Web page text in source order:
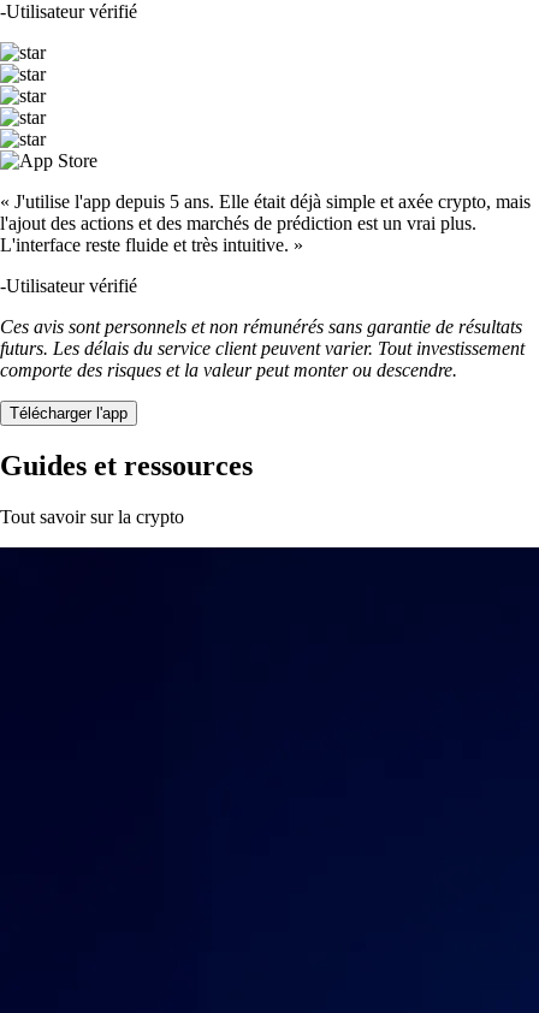
-Utilisateur vérifié
« J'utilise l'app depuis 5 ans. Elle était déjà simple et axée crypto, mais
l'ajout des actions et des marchés de prédiction est un vrai plus.
L'interface reste fluide et très intuitive. »
-Utilisateur vérifié
Ces avis sont personnels et non rémunérés sans garantie de résultats
futurs. Les délais du service client peuvent varier. Tout investissement
comporte des risques et la valeur peut monter ou descendre.
Télécharger l'app
Guides et ressources
Tout savoir sur la crypto